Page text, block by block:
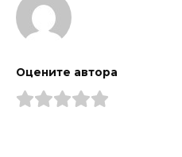
Оцените автора